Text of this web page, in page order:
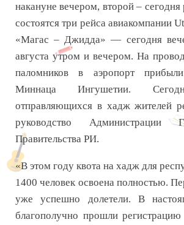
накануне вечером, второй –
состоятся три рейса авиакомпании
«Магас – Джидда» — сегодня
августа утром и вечером. На
паломников в аэропорт прибыли
Миннаца Ингушетии.
отправляющихся в хадж жителей
руководство
Правительства РИ.
«В этом году квота на хадж для
1400 человек освоена полностью.
уже успешно долетели. В
благополучно прошли